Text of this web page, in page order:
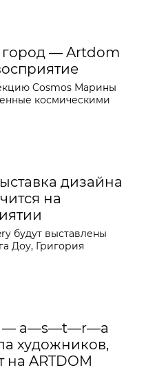
город — Artdom
Cosmos Марины
космическими
дизайна
на
будут выставлены
Доу, Григория
— a—s—t—r—a
художников,
на ARTDOM